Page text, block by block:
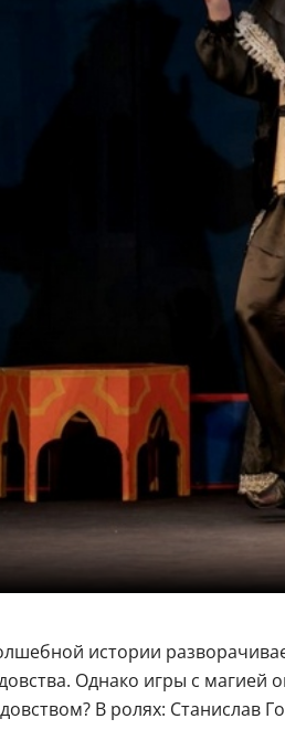
истории
Однако игры с магией
В ролях: Станислав